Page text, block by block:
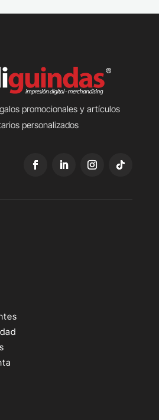
promocionales y artículos
personalizados